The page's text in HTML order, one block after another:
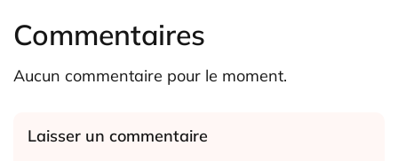
Commentaires
Aucun commentaire pour le moment.
Laisser un commentaire